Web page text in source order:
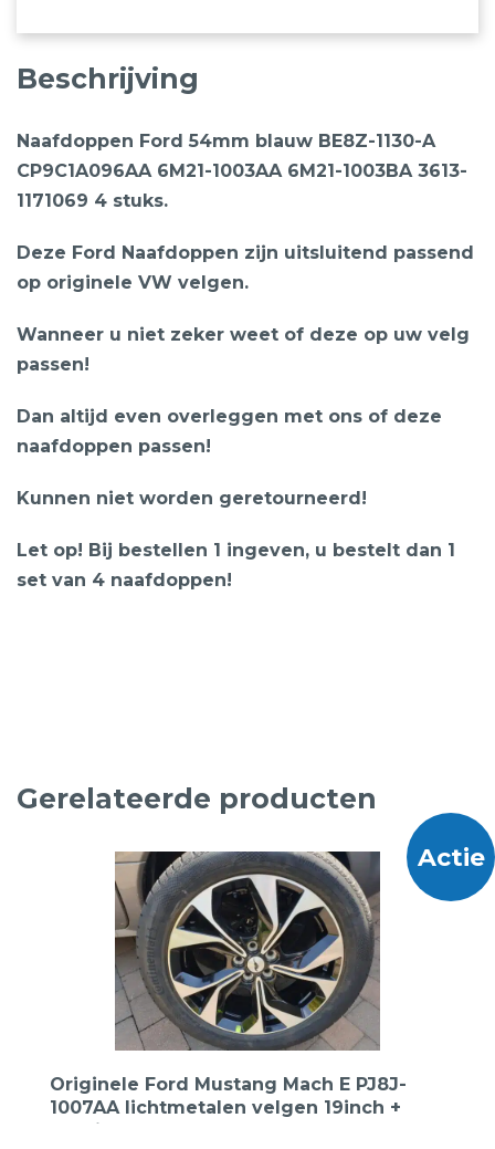
Beschrijving
Naafdoppen Ford 54mm blauw BE8Z-1130-A
CP9C1A096AA 6M21-1003AA 6M21-1003BA 3613-
1171069 4 stuks.
Deze Ford Naafdoppen zijn uitsluitend passend
op originele VW velgen.
Wanneer u niet zeker weet of deze op uw velg
passen!
Dan altijd even overleggen met ons of deze
naafdoppen passen!
Kunnen niet worden geretourneerd!
Let op! Bij bestellen 1 ingeven, u bestelt dan 1
set van 4 naafdoppen!
Gerelateerde producten
Actie
Originele Ford Mustang Mach E PJ8J-
1007AA lichtmetalen velgen 19inch +
Continental 225 55 19 103V TS860S NF0